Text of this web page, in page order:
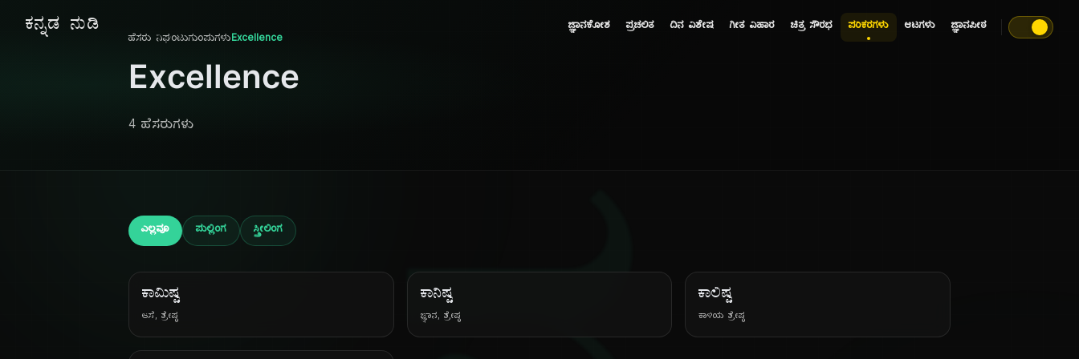
ಕನ್ನಡ ನುಡಿ ಜ್ಞಾನಕೋಶ ಪ್ರಚಲಿತ ದಿನ ವಿಶೇಷ ಗೀತ ವಿಹಾರ ಚಿತ್ರ ಸೌರಭ ಪರಿಕರಗಳು ಆಟಗಳು ಜ್ಞಾನಪೀಠ
ಹೆಸರು ನಿಘಂಟುಗುಂಪುಗಳುExcellence
Excellence
4 ಹೆಸರುಗಳು
ಎಲ್ಲವೂ ಪುಲ್ಲಿಂಗ ಸ್ತ್ರೀಲಿಂಗ
ಕಾಮಿಷ್ಟ
ಆಸೆ, ಶ್ರೇಷ್ಠ
ಕಾನಿಷ್ಟ
ಜ್ಞಾನ, ಶ್ರೇಷ್ಠ
ಕಾಲಿಷ್ಟ
ಕಾಳಿಯ ಶ್ರೇಷ್ಠ